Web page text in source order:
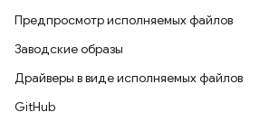
Предпросмотр исполняемых файлов
Заводские образы
Драйверы в виде исполняемых файлов
GitHub